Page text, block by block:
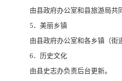
由县政府办公室和县旅游局共
5．美丽乡镇
由县政府办公室和各乡镇（街
6．历史文化
由县史志办负责后台更新。